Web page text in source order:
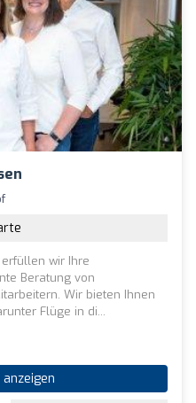
erfüllen wir Ihre
Beratung von
Wir bieten Ihnen
Flüge in di...